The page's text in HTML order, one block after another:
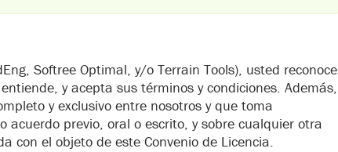
Softree Optimal, y/o Terrain Tools), usted reconoce
y acepta sus términos y condiciones. Además,
y exclusivo entre nosotros y que toma
acuerdo previo, oral o escrito, y sobre cualquier otra
con el objeto de este Convenio de Licencia.